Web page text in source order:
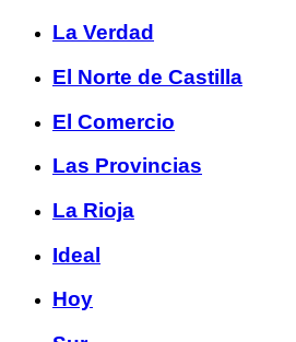
La Verdad
El Norte de Castilla
El Comercio
Las Provincias
La Rioja
Ideal
Hoy